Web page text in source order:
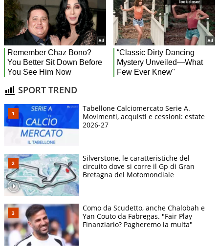
SPORT TREND
Tabellone Calciomercato Serie A.
Movimenti, acquisti e cessioni: estate
2026-27
Silverstone, le caratteristiche del
circuito dove si corre il Gp di Gran
Bretagna del Motomondiale
Como da Scudetto, anche Chalobah e
Yan Couto da Fabregas. "Fair Play
Finanziario? Pagheremo la multa"